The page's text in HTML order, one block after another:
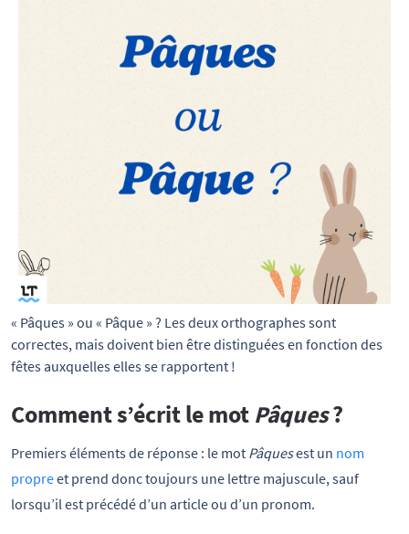
« Pâques » ou « Pâque » ? Les deux orthographes sont
correctes, mais doivent bien être distinguées en fonction des
fêtes auxquelles elles se rapportent !
Comment s’écrit le mot Pâques?
Premiers éléments de réponse : le mot Pâquesest un nom
propreet prend donc toujours une lettre majuscule, sauf
lorsqu’il est précédé d’un article ou d’un pronom.